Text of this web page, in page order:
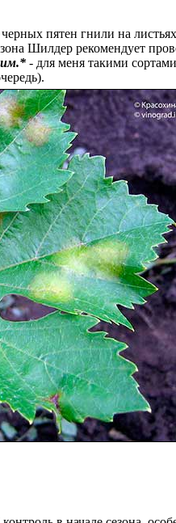
пятен гнили на
Шилдер рекомендует
- для меня такими